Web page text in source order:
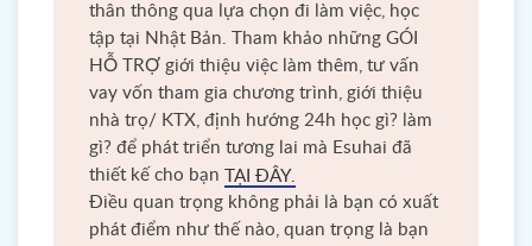
thân thông qua lựa chọn đi làm việc, học
tập tại Nhật Bản. Tham khảo những GÓI
HỖ TRỢ giới thiệu việc làm thêm, tư vấn
vay vốn tham gia chương trình, giới thiệu
nhà trọ/ KTX, định hướng 24h học gì? làm
gì? để phát triển tương lai mà Esuhai đã
thiết kế cho bạn
TẠI ĐÂY.
Điều quan trọng không phải là bạn có xuất
phát điểm như thế nào, quan trọng là bạn